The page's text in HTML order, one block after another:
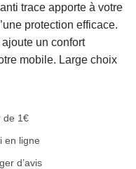
trace apporte à votre
protection efficace.
un confort
mobile. Large choix
de 1€
en ligne
d’avis